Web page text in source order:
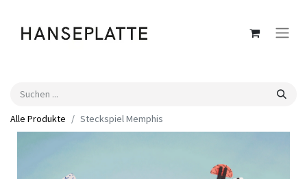
Alle Produkte Steckspiel Memphis